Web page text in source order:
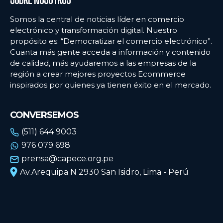
Somos la central de noticias líder en comercio
electrónico y transformación digital. Nuestro
propósito es: “Democratizar el comercio electrónico”.
Cuanta más gente acceda a información y contenido
de calidad, más ayudaremos a las empresas de la
región a crear mejores proyectos Ecommerce
inspirados por quienes ya tienen éxito en el mercado.
CONVERSEMOS
(511) 644 9003
976 079 698
prensa@capece.org.pe
Av.Arequipa N 2930 San Isidro, Lima - Perú